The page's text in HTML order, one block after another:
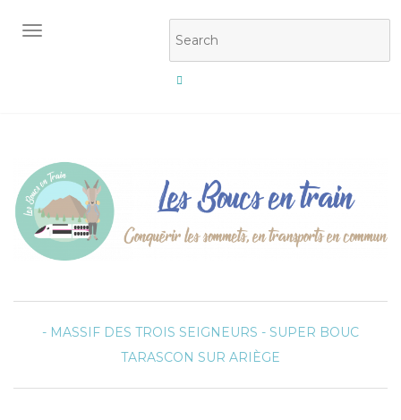
OUVRIR/FERMER LA NAVIGATION
- MASSIF DES TROIS SEIGNEURS - SUPER BOUC
TARASCON SUR ARIÈGE